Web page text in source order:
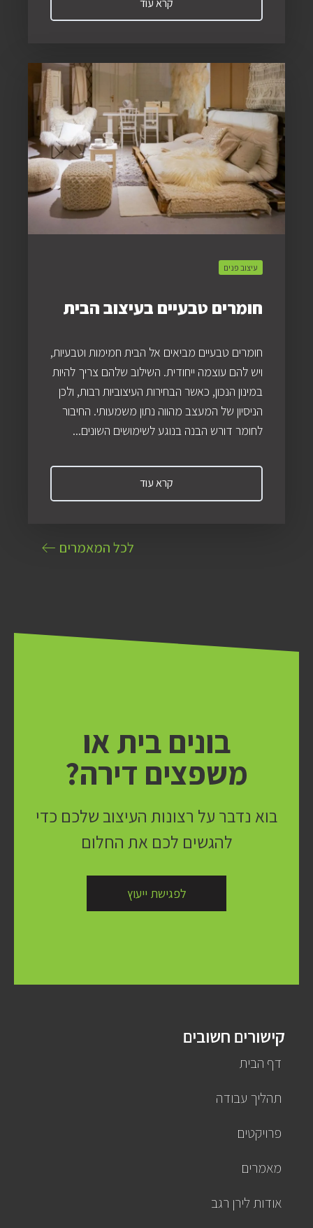
עיצוב פנים
חומרים טבעיים בעיצוב הבית
חומרים טבעיים מביאים אל הבית חמימות וטבעיות,
ויש להם עוצמה ייחודית. השילוב שלהם צריך להיות
במינון הנכון, כאשר הבחירות העיצוביות רבות, ולכן
הניסיון של המעצב מהווה נתון משמעותי. החיבור
לחומר דורש הבנה בנוגע לשימושים השונים...
קרא עוד
לכל המאמרים
בונים בית או
משפצים דירה?
בוא נדבר על רצונות העיצוב שלכם כדי
להגשים לכם את החלום
לפגישת ייעוץ
קישורים חשובים
דף הבית
תהליך עבודה
פרויקטים
מאמרים
אודות לירן רגב